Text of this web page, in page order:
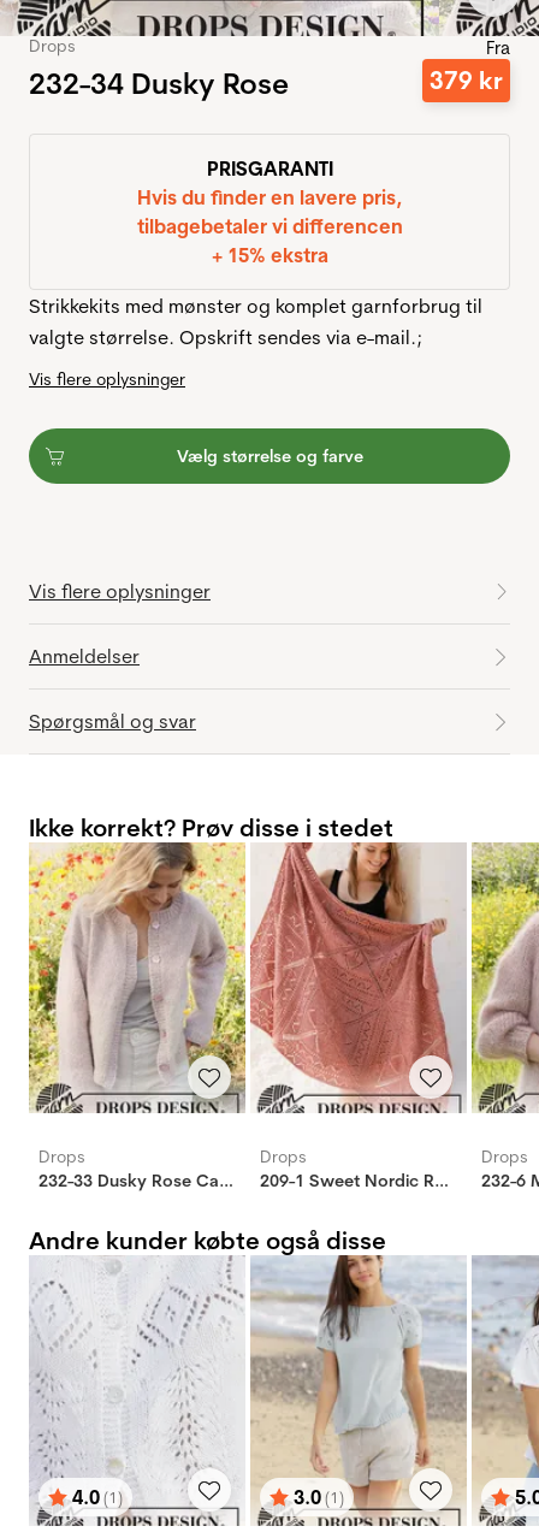
Drops
232-34 Dusky Rose
Fra
379 kr
PRISGARANTI
Hvis du finder en lavere pris,
tilbagebetaler vi differencen
+ 15% ekstra
Strikkekits med mønster og komplet garnforbrug til
valgte størrelse. Opskrift sendes via e-mail.;
Vis flere oplysninger
Vælg størrelse og farve
Vis flere oplysninger
Anmeldelser
Spørgsmål og svar
Ikke korrekt? Prøv disse i stedet
Drops
232-33 Dusky Rose Cardigan
Drops
209-1 Sweet Nordic Rose tæppe
Drops
232-6
Andre kunder købte også disse
Vurdering:
4.0(1)
ud af 5 stjerner Vurdering:
3.0(1)
ud af 5 stjerner ud